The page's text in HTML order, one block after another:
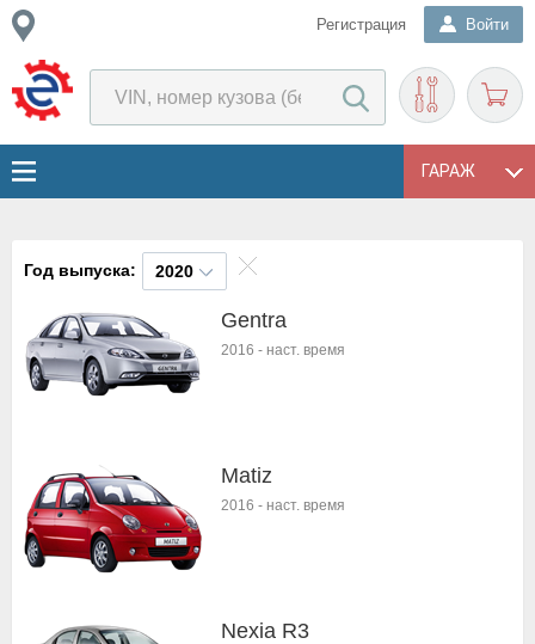
Регистрация Войти
ГАРАЖ
Год выпуска: 2020
Gentra
2016 - наст. время
Matiz
2016 - наст. время
Nexia R3